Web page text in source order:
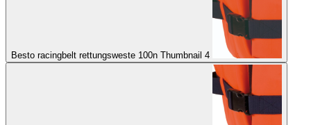
Besto racingbelt rettungsweste 100n Thumbnail 4